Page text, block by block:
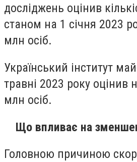
досліджень оцінив
станом на 1 січня 2023
млн осіб.
Український інститут
травні 2023 року оцінив
млн осіб.
Що впливає на
Головною причиною